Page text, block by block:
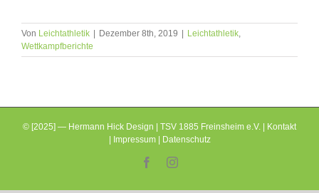
Von Leichtathletik Dezember 8th, 2019 Leichtathletik,
Wettkampfberichte
© [2025] — Hermann Hick Design | TSV 1885 Freinsheim e.V. |
Kontakt
Impressum| Datenschutz
FacebookInstagram